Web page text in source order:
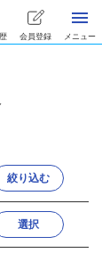
会員登録 メニュー
絞り込む
選択